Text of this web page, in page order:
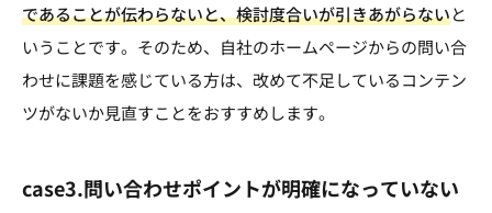
であることが伝わらないと、検討度合いが引きあがらないと
いうことです。そのため、自社のホームページからの問い合
わせに課題を感じている方は、改めて不足しているコンテン
ツがないか見直すことをおすすめします。
case3.問い合わせポイントが明確になっていない